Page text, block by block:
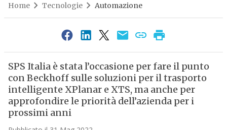
Home Tecnologie Automazione
SPS Italia è stata l’occasione per fare il punto
con Beckhoff sulle soluzioni per il trasporto
intelligente XPlanar e XTS, ma anche per
approfondire le priorità dell’azienda per i
prossimi anni